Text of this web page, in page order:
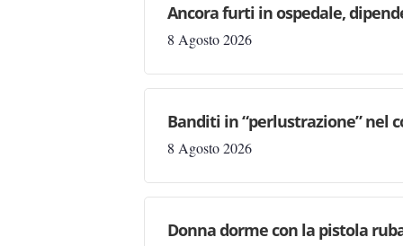
Ancora furti in ospedale,
8 Agosto 2026
Banditi in “perlustrazione” nel
8 Agosto 2026
Donna dorme con la pistola